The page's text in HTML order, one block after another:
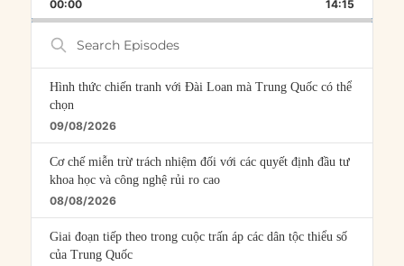
RATE
00:00 14:15
Search
Episodes
Hình thức chiến tranh với Đài Loan mà Trung Quốc có thể
chọn
09/08/2026
Cơ chế miễn trừ trách nhiệm đối với các quyết định đầu tư
khoa học và công nghệ rủi ro cao
08/08/2026
Giai đoạn tiếp theo trong cuộc trấn áp các dân tộc thiểu số
của Trung Quốc